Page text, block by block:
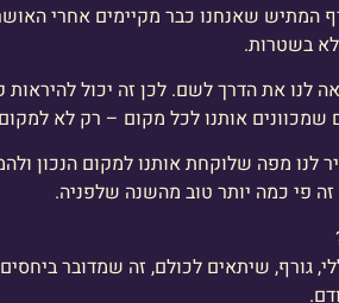
המתיש שאנחנו כבר מקיימים אחרי
בשטרות.
לנו את הדרך לשם. לכן זה יכול להיראות
אותנו לכל מקום – רק לא למקום
לנו מפה שלוקחת אותנו למקום הנכון
פי כמה יותר טוב מהשנה שלפניה.
גורף, שיתאים לכולם, זה שמדובר